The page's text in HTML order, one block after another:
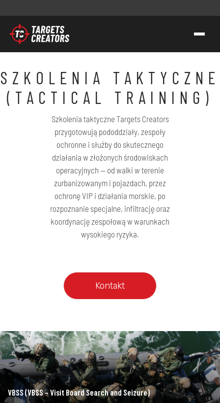
TC GROUP
STRZELECTWO SPORTOWO-TAKTYCZNE
SZKOLENIA DLA SŁUŻB
TRANSFER WIEDZY I KOMPETENCJI
TC GEAR
WSPIERAMY AK
SZKOLENIA TAKTYCZNE
(TACTICAL TRAINING)
Szkolenia taktyczne Targets Creators
przygotowują pododdziały, zespoły
ochronne i służby do skutecznego
działania w złożonych środowiskach
operacyjnych — od walki w terenie
zurbanizowanym i pojazdach, przez
ochronę VIP i działania morskie, po
rozpoznanie specjalne, infiltrację oraz
koordynację zespołową w warunkach
wysokiego ryzyka.
Kontakt
VBSS (VBSS – Visit Board Search and Seizure)